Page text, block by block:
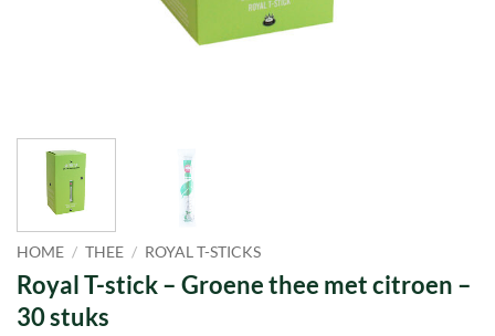
HOME / THEE / ROYAL T-STICKS
Royal T-stick – Groene thee met citroen –
30 stuks